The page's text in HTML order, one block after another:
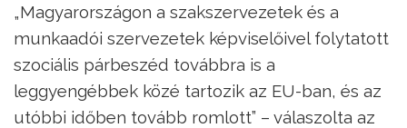
„Magyarországon a szakszervezetek és a
munkaadói szervezetek képviselőivel folytatott
szociális párbeszéd továbbra is a
leggyengébbek közé tartozik az EU-ban, és az
utóbbi időben tovább romlott” – válaszolta az